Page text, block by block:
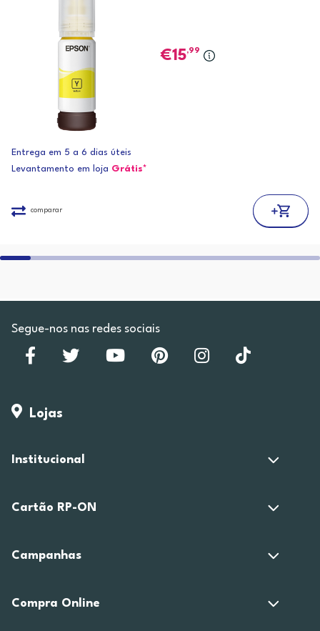
15,99
Entrega em 5 a 6 dias úteis
Levantamento em loja Grátis*
comparar
Segue-nos nas redes sociais
Lojas
Institucional
Cartão RP-ON
Campanhas
Compra Online